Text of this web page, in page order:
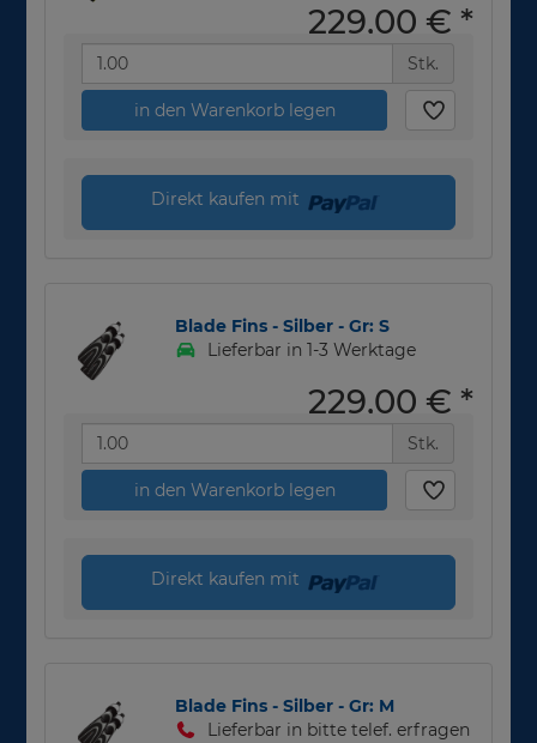
229,00 € *
Stk.
in den Warenkorb legen
Direkt kaufen mit
Blade Fins - Silber - Gr: S
Lieferbar in 1-3 Werktage
229,00 € *
Stk.
in den Warenkorb legen
Direkt kaufen mit
Blade Fins - Silber - Gr: M
Lieferbar in bitte telef. erfragen